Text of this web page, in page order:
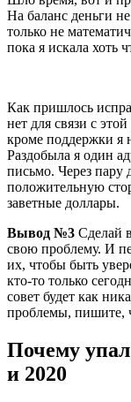
На баланс деньги
только не
пока я искала хоть
Как пришлось
нет для связи с
кроме поддержки я
Раздобыла я один
письмо. Через
положительную
заветные доллары.
Вывод №3 Сделай
свою проблему. И
их, чтобы быть
кто-то только
совет будет как
проблемы, пишите,
Почему
и 2020